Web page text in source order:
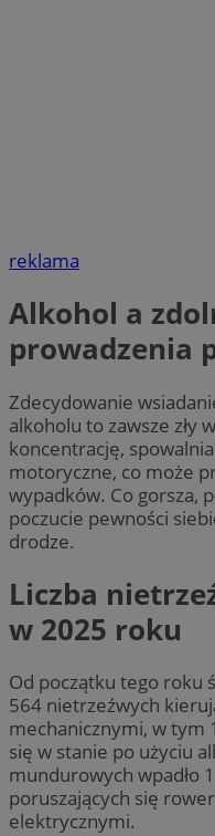
reklama
Alkohol a
prowadzenia
Zdecydowanie
alkoholu to zawsze zły
koncentrację,
motoryczne, co może
wypadków. Co gorsza,
poczucie pewności
drodze.
Liczba
w 2025 roku
Od początku tego roku
564 nietrzeźwych
mechanicznymi, w tym
się w stanie po użyciu
mundurowych wpadło
poruszających się
elektrycznymi.